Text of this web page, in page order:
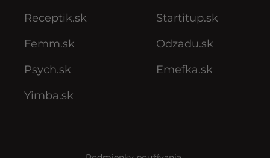
Receptik.sk
Femm.sk
Psych.sk
Yimba.sk
Startitup.sk
Odzadu.sk
Emefka.sk